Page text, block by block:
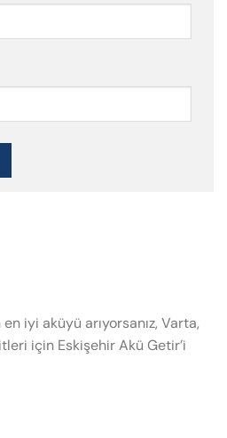
en iyi aküyü arıyorsanız, Varta,
için Eskişehir Akü Getir’i